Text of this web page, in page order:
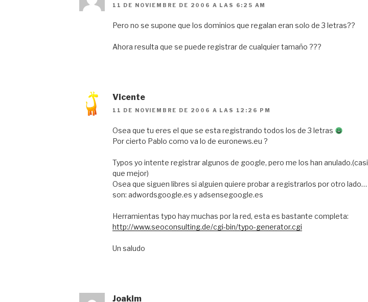
11 DE NOVIEMBRE DE 2006 A LAS 6:25 AM
Pero no se supone que los dominios que regalan eran solo de 3 letras??
Ahora resulta que se puede registrar de cualquier tamaño ???
Vicente
11 DE NOVIEMBRE DE 2006 A LAS 12:26 PM
Osea que tu eres el que se esta registrando todos los de 3 letras
Por cierto Pablo como va lo de euronews.eu ?
Typos yo intente registrar algunos de google, pero me los han anulado.(casi
que mejor)
Osea que siguen libres si alguien quiere probar a registrarlos por otro lado…
son: adwordsgoogle.es y adsensegoogle.es
Herramientas typo hay muchas por la red, esta es bastante completa:
http://www.seoconsulting.de/cgi-bin/typo-generator.cgi
Un saludo
Joakim